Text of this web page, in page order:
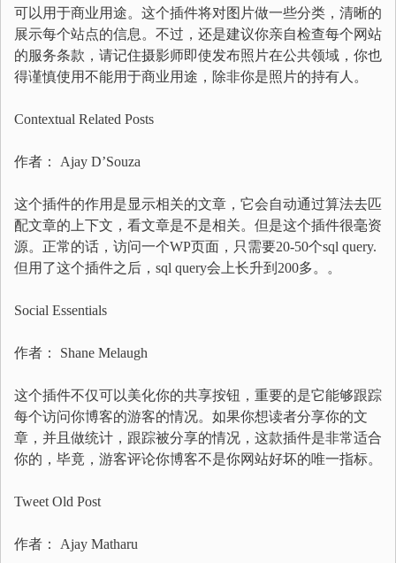
可以用于商业用途。这个插件将对图片做一些分类，清晰的
展示每个站点的信息。不过，还是建议你亲自检查每个网站
的服务条款，请记住摄影师即使发布照片在公共领域，你也
得谨慎使用不能用于商业用途，除非你是照片的持有人。
Contextual Related Posts
作者： Ajay D’Souza
这个插件的作用是显示相关的文章，它会自动通过算法去匹
配文章的上下文，看文章是不是相关。但是这个插件很毫资
源。正常的话，访问一个WP页面，只需要20-50个sql query.
但用了这个插件之后，sql query会上长升到200多。。
Social Essentials
作者： Shane Melaugh
这个插件不仅可以美化你的共享按钮，重要的是它能够跟踪
每个访问你博客的游客的情况。如果你想读者分享你的文
章，并且做统计，跟踪被分享的情况，这款插件是非常适合
你的，毕竟，游客评论你博客不是你网站好坏的唯一指标。
Tweet Old Post
作者： Ajay Matharu